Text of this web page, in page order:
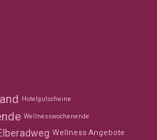
Hotelgutscheine
Wellnesswochenende
Wellness Angebote